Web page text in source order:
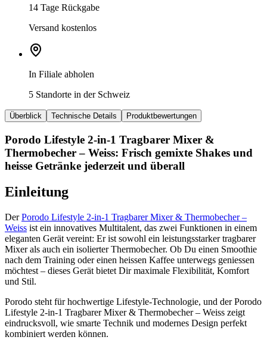
14 Tage Rückgabe
Versand kostenlos
In Filiale abholen
5 Standorte in der Schweiz
Überblick Technische Details Produktbewertungen
Porodo Lifestyle 2-in-1 Tragbarer Mixer &
Thermobecher – Weiss: Frisch gemixte Shakes und
heisse Getränke jederzeit und überall
Einleitung
DerPorodo Lifestyle 2-in-1 Tragbarer Mixer & Thermobecher –
Weiss ist ein innovatives Multitalent, das zwei Funktionen in einem
eleganten Gerät vereint: Er ist sowohl ein leistungsstarker tragbarer
Mixer als auch ein isolierter Thermobecher. Ob Du einen Smoothie
nach dem Training oder einen heissen Kaffee unterwegs geniessen
möchtest – dieses Gerät bietet Dir maximale Flexibilität, Komfort
und Stil.
Porodo steht für hochwertige Lifestyle-Technologie, und der Porodo
Lifestyle 2-in-1 Tragbarer Mixer & Thermobecher – Weiss zeigt
eindrucksvoll, wie smarte Technik und modernes Design perfekt
kombiniert werden können.